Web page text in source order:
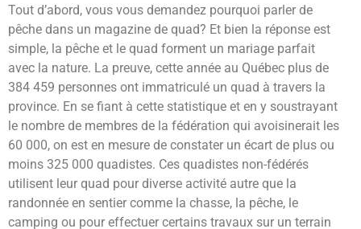
Tout d’abord, vous vous demandez pourquoi parler de
pêche dans un magazine de quad? Et bien la réponse est
simple, la pêche et le quad forment un mariage parfait
avec la nature. La preuve, cette année au Québec plus de
384 459 personnes ont immatriculé un quad à travers la
province. En se fiant à cette statistique et en y soustrayant
le nombre de membres de la fédération qui avoisinerait les
60 000, on est en mesure de constater un écart de plus ou
moins 325 000 quadistes. Ces quadistes non-fédérés
utilisent leur quad pour diverse activité autre que la
randonnée en sentier comme la chasse, la pêche, le
camping ou pour effectuer certains travaux sur un terrain